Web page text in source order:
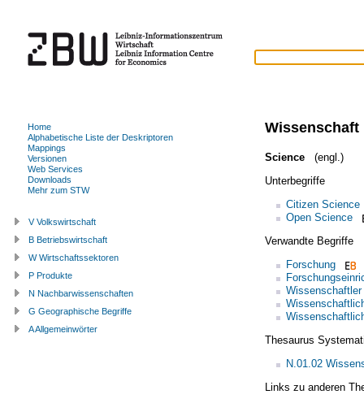
Wissenschaft
Science
(engl.)
Unterbegriffe
Citizen Science
Open Science
Verwandte Begriffe
Forschung
Wissenschaftler
Thesaurus
N.01.02
Links zu anderen
Home
Alphabetische Liste der Deskriptoren
Mappings
Versionen
Web Services
Downloads
Mehr zum STW
V Volkswirtschaft
B Betriebswirtschaft
W Wirtschaftssektoren
P Produkte
N Nachbarwissenschaften
G Geographische Begriffe
A Allgemeinwörter